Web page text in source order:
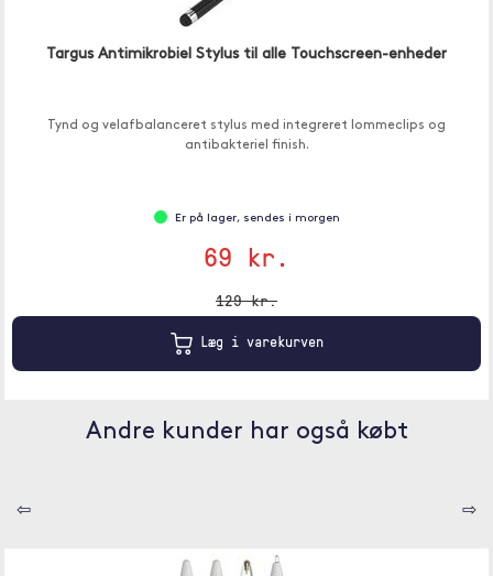
Targus Antimikrobiel Stylus til alle Touchscreen-enheder
Tynd og velafbalanceret stylus med integreret lommeclips og
antibakteriel finish.
Er på lager, sendes i morgen
69 kr.
129 kr.
Læg i varekurven
Andre kunder har også købt
⇦ ⇨